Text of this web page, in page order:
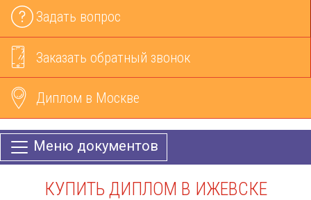
Задать вопрос
Заказать обратный звонок
Диплом в Москве
Меню документов
КУПИТЬ ДИПЛОМ В ИЖЕВСКЕ